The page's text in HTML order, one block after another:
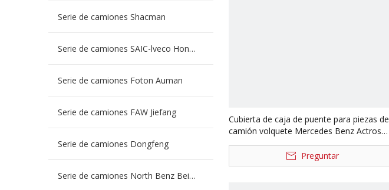
Serie de camiones Shacman
Serie de camiones SAIC-lveco Hongyan
Serie de camiones Foton Auman
Serie de camiones FAW Jiefang
Serie de camiones Dongfeng
Serie de camiones North Benz Beiben
Cubierta de caja de puente para piezas de
camión volquete Mercedes Benz Actros
3463530208
Preguntar